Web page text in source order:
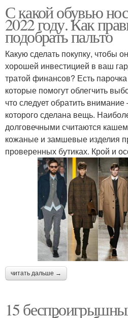
С какой обувью
2022 году. Как
подобрать пальто
Какую сделать покупку, чтобы
хорошей инвестицией в ваш
тратой финансов? Есть
которые помогут облегчить
что следует обратить
которого сделана вещь.
долговечными считаются
кожаные и замшевые изделия
проверенных бутиках. Крой и
читать дальше →
15